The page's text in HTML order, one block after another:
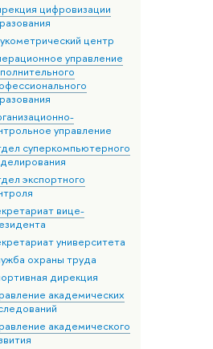
цифровизации
центр
управление
управление
суперкомпьютерного
экспортного
вице-
университета
охраны труда
дирекция
академических
академического